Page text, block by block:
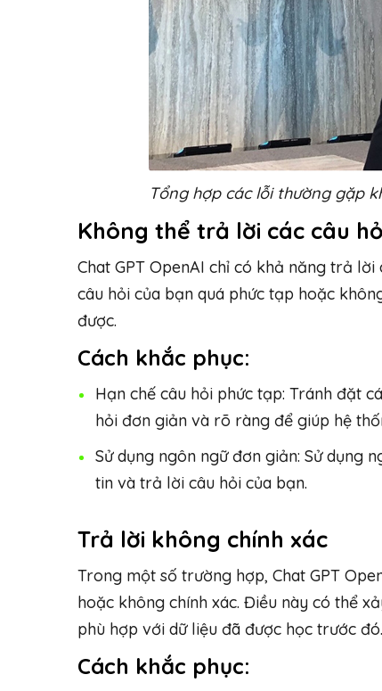
Tổng hợp các lỗi thường gặp
Không thể trả lời các câu
Chat GPT OpenAI chỉ có khả năng trả
câu hỏi của bạn quá phức tạp hoặc
được.
Cách khắc phục:
Hạn chế câu hỏi phức tạp: Tránh đặt
hỏi đơn giản và rõ ràng để giúp hệ
Sử dụng ngôn ngữ đơn giản: Sử dụng
tin và trả lời câu hỏi của bạn.
Trả lời không chính xác
Trong một số trường hợp, Chat GPT
hoặc không chính xác. Điều này có thể
phù hợp với dữ liệu đã được học trước đó.
Cách khắc phục: